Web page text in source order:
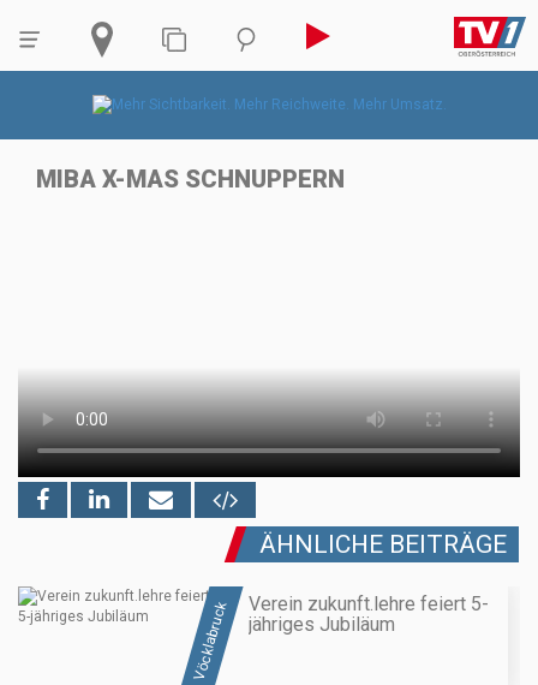
MIBA X-MAS SCHNUPPERN
ÄHNLICHE BEITRÄGE
Vöcklabruck
Verein zukunft.lehre feiert 5-
jähriges Jubiläum